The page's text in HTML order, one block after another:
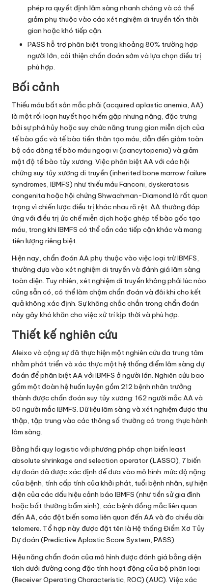
phép ra quyết định lâm sàng nhanh chóng và có thể
giảm phụ thuộc vào các xét nghiệm di truyền tốn thời
gian hoặc khó tiếp cận.
PASS hỗ trợ phân biệt trong khoảng 80% trường hợp
người lớn, cải thiện chẩn đoán sớm và lựa chọn điều trị
phù hợp.
Bối cảnh
Thiếu máu bất sản mắc phải (acquired aplastic anemia, AA)
là một rối loạn huyết học hiếm gặp nhưng nặng, đặc trưng
bởi sự phá hủy hoặc suy chức năng trung gian miễn dịch của
tế bào gốc và tế bào tiền thân tạo máu, dẫn đến giảm toàn
bộ các dòng tế bào máu ngoại vi (pancytopenia) và giảm
mật độ tế bào tủy xương. Việc phân biệt AA với các hội
chứng suy tủy xương di truyền (inherited bone marrow failure
syndromes, IBMFS) như thiếu máu Fanconi, dyskeratosis
congenita hoặc hội chứng Shwachman-Diamond là rất quan
trọng vì chiến lược điều trị khác nhau rõ rệt. AA thường đáp
ứng với điều trị ức chế miễn dịch hoặc ghép tế bào gốc tạo
máu, trong khi IBMFS có thể cần các tiếp cận khác và mang
tiên lượng riêng biệt.
Hiện nay, chẩn đoán AA phụ thuộc vào việc loại trừ IBMFS,
thường dựa vào xét nghiệm di truyền và đánh giá lâm sàng
toàn diện. Tuy nhiên, xét nghiệm di truyền không phải lúc nào
cũng sẵn có, có thể làm chậm chẩn đoán và đôi khi cho kết
quả không xác định. Sự không chắc chắn trong chẩn đoán
này gây khó khăn cho việc xử trí kịp thời và phù hợp.
Thiết kế nghiên cứu
Aleixo và cộng sự đã thực hiện một nghiên cứu đa trung tâm
nhằm phát triển và xác thực một hệ thống điểm lâm sàng dự
đoán để phân biệt AA với IBMFS ở người lớn. Nghiên cứu bao
gồm một đoàn hệ huấn luyện gồm 212 bệnh nhân trưởng
thành được chẩn đoán suy tủy xương: 162 người mắc AA và
50 người mắc IBMFS. Dữ liệu lâm sàng và xét nghiệm được thu
thập, tập trung vào các thông số thường có trong thực hành
lâm sàng.
Bằng hồi quy logistic với phương pháp chọn biến least
absolute shrinkage and selection operator (LASSO), 7 biến
dự đoán đã được xác định để đưa vào mô hình: mức độ nặng
của bệnh, tính cấp tính của khởi phát, tuổi bệnh nhân, sự hiện
diện của các dấu hiệu cảnh báo IBMFS (như tiền sử gia đình
hoặc bất thường bẩm sinh), các bệnh đồng mắc liên quan
đến AA, các đột biến soma liên quan đến AA và đo chiều dài
telomere. Tổ hợp này được đặt tên là Hệ thống Điểm Xơ Tủy
Dự đoán (Predictive Aplastic Score System, PASS).
Hiệu năng chẩn đoán của mô hình được đánh giá bằng diện
tích dưới đường cong đặc tính hoạt động của bộ phân loại
(Receiver Operating Characteristic, ROC) (AUC). Việc xác